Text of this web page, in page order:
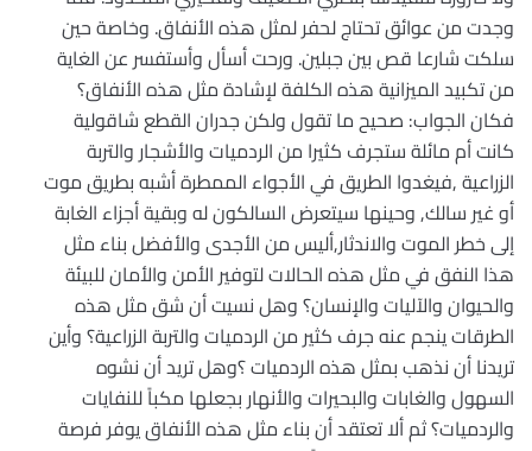
وجدت من عوائق تحتاج لحفر لمثل هذه الأنفاق. وخاصة حين
سلكت شارعا قص بين جبلين. ورحت أسأل وأستفسر عن الغاية
من تكبيد الميزانية هذه الكلفة لإشادة مثل هذه الأنفاق؟
فكان الجواب: صحيح ما تقول ولكن جدران القطع شاقولية
كانت أم مائلة ستجرف كثيرا من الردميات والأشجار والتربة
الزراعية ,فيغدوا الطريق في الأجواء الممطرة أشبه بطريق موت
أو غير سالك, وحينها سيتعرض السالكون له وبقية أجزاء الغابة
إلى خطر الموت والاندثار,أليس من الأجدى والأفضل بناء مثل
هذا النفق في مثل هذه الحالات لتوفير الأمن والأمان للبيئة
والحيوان والآليات والإنسان؟ وهل نسيت أن شق مثل هذه
الطرقات ينجم عنه جرف كثير من الردميات والتربة الزراعية؟ وأين
تريدنا أن نذهب بمثل هذه الردميات ؟وهل تريد أن نشوه
السهول والغابات والبحيرات والأنهار بجعلها مكباً للنفايات
والردميات؟ ثم ألا تعتقد أن بناء مثل هذه الأنفاق يوفر فرصة